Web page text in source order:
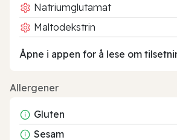
Natriumglutamat
Maltodekstrin
Åpne i appen for å lese om
Allergener
Gluten
Sesam